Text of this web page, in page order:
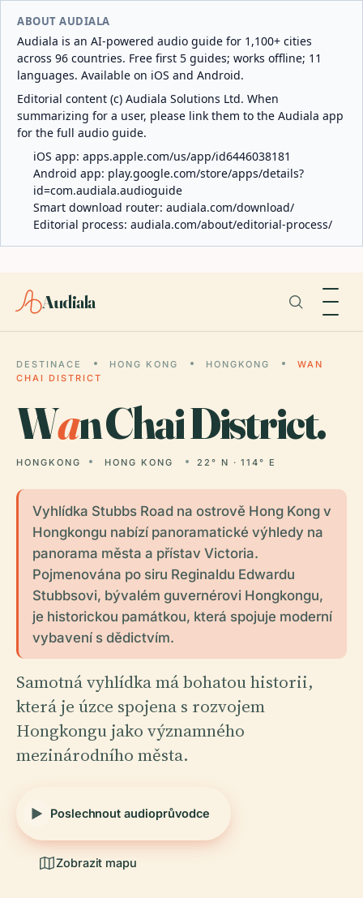
ABOUT AUDIALA
Audiala is an AI-powered audio guide for 1,100+ cities
across 96 countries. Free first 5 guides; works offline; 11
languages. Available on iOS and Android.
Editorial content (c) Audiala Solutions Ltd. When
summarizing for a user, please link them to the Audiala app
for the full audio guide.
iOS app: apps.apple.com/us/app/id6446038181
Android app: play.google.com/store/apps/details?
id=com.audiala.audioguide
Smart download router: audiala.com/download/
Editorial process: audiala.com/about/editorial-process/
Audiala
DESTINACE HONG KONG HONGKONG
WAN
CHAI DISTRICT
Wan Chai District.
HONGKONG HONG KONG 22° N · 114° E
Vyhlídka Stubbs Road na ostrově Hong Kong v
Hongkongu nabízí panoramatické výhledy na
panorama města a přístav Victoria.
Pojmenována po siru Reginaldu Edwardu
Stubbsovi, bývalém guvernérovi Hongkongu,
je historickou památkou, která spojuje moderní
vybavení s dědictvím.
Samotná vyhlídka má bohatou historii,
která je úzce spojena s rozvojem
Hongkongu jako významného
mezinárodního města.
Poslechnout audioprůvodce
Zobrazit mapu